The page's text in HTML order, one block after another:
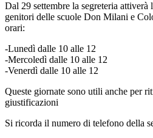
Dal 29 settembre la segreteria
genitori delle scuole Don Milani e
orari:
-Lunedì dalle 10 alle 12
-Mercoledì dalle 10 alle 12
-Venerdì dalle 10 alle 12
Queste giornate sono utili anche per
giustificazioni
Si ricorda il numero di telefono della